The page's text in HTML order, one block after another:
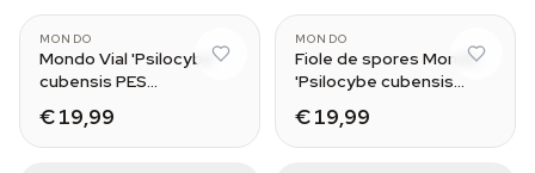
MONDO
Mondo Vial 'Psilocybe
cubensis PES
€ 19,99
MONDO
Fiole de spores Mondo
'Psilocybe cubensis
€ 19,99